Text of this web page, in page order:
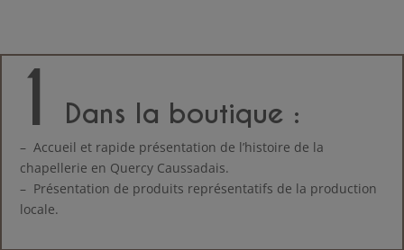
1Dans la boutique :
– Accueil et rapide présentation de l’histoire de la
chapellerie en Quercy Caussadais.
– Présentation de produits représentatifs de la production
locale.